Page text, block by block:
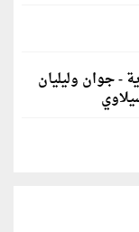
- جوان وليليان